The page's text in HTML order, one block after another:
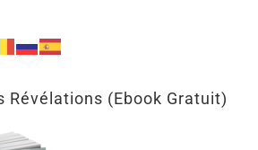
Révélations (ebook Gratuit)